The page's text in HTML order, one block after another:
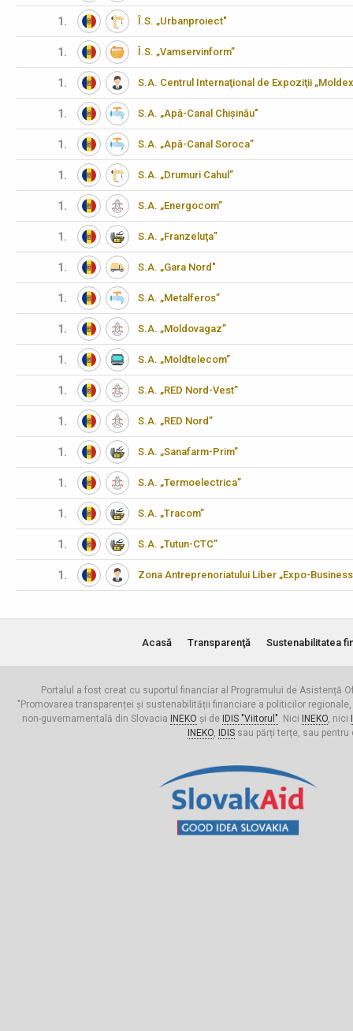
1. Î.S. „Urbanproiect"
1. Î.S. „Vamservinform”
1. S.A. Centrul Internaţional de Expoziţii
1. S.A. „Apă-Canal Chișinău"
1. S.A. „Apă-Canal Soroca”
1. S.A. „Drumuri Cahul”
1. S.A. „Energocom”
1. S.A. „Franzeluţa”
1. S.A. „Gara Nord"
1. S.A. „Metalferos”
1. S.A. „Moldovagaz”
1. S.A. „Moldtelecom”
1. S.A. „RED Nord-Vest”
1. S.A. „RED Nord”
1. S.A. „Sanafarm-Prim”
1. S.A. „Termoelectrica”
1. S.A. „Tracom”
1. S.A. „Tutun-CTC”
1. Zona Antreprenoriatului Liber „Expo-
Acasă Transparenţă Sustenabilitatea
Portalul a fost creat cu suportul financiar al Programului de Asistență
"Promovarea transparenței și sustenabilității financiare a politicilor
non-guvernamentală din Slovacia
INEKO și de IDIS "Viitorul". Nici INEKO, nici
INEKO, IDISsau părți terțe, sau pentru